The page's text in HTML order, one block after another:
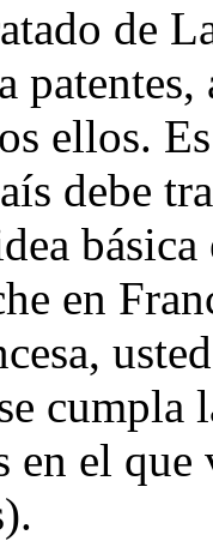
de
ellos.
debe
en
cumpla
en el